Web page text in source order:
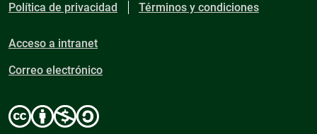
Política de privacidad Términos y condiciones
Acceso a intranet
Correo electrónico